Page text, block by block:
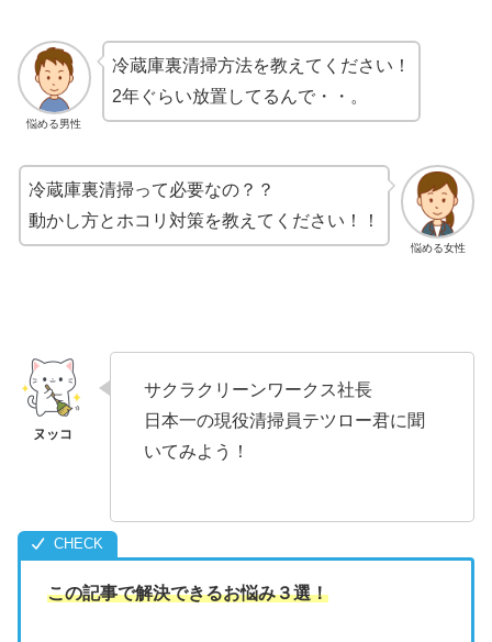
悩める男性
冷蔵庫裏清掃方法を教えてください！
2年ぐらい放置してるんで・・。
悩める女性
冷蔵庫裏清掃って必要なの？？
動かし方とホコリ対策を教えてください！！
サクラクリーンワークス社長
日本一の現役清掃員テツロー君に聞
いてみよう！
この記事で解決できるお悩み３選！